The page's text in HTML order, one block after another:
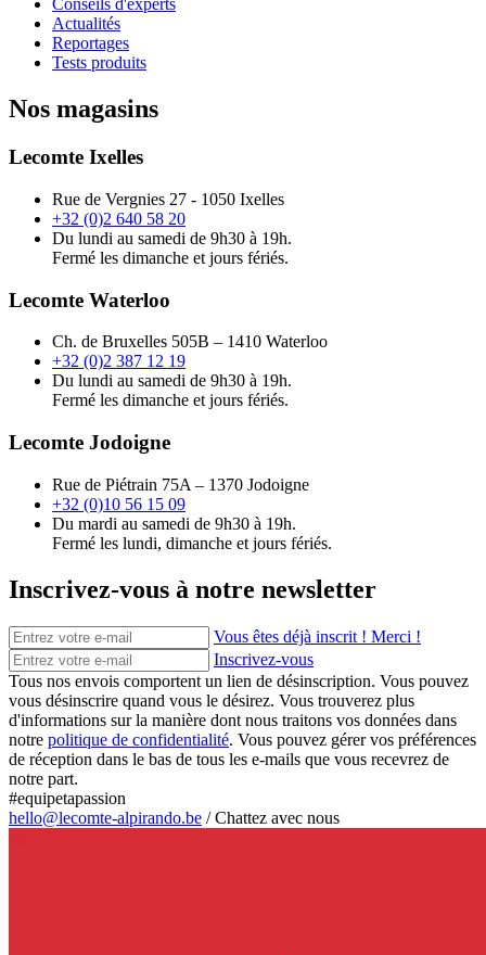
Conseils d'experts
Actualités
Reportages
Tests produits
Nos magasins
Lecomte Ixelles
Rue de Vergnies 27 - 1050 Ixelles
+32 (0)2 640 58 20
Du lundi au samedi de 9h30 à 19h.
Fermé les dimanche et jours fériés.
Lecomte Waterloo
Ch. de Bruxelles 505B – 1410 Waterloo
+32 (0)2 387 12 19
Du lundi au samedi de 9h30 à 19h.
Fermé les dimanche et jours fériés.
Lecomte Jodoigne
Rue de Piétrain 75A – 1370 Jodoigne
+32 (0)10 56 15 09
Du mardi au samedi de 9h30 à 19h.
Fermé les lundi, dimanche et jours fériés.
Inscrivez-vous à notre newsletter
Vous êtes déjà inscrit ! Merci !
Inscrivez-vous
Tous nos envois comportent un lien de désinscription. Vous pouvez
vous désinscrire quand vous le désirez. Vous trouverez plus
d'informations sur la manière dont nous traitons vos données dans
notre politique de confidentialité. Vous pouvez gérer vos préférences
de réception dans le bas de tous les e-mails que vous recevrez de
notre part.
#equipetapassion
hello@lecomte-alpirando.be /Chattez avec nous